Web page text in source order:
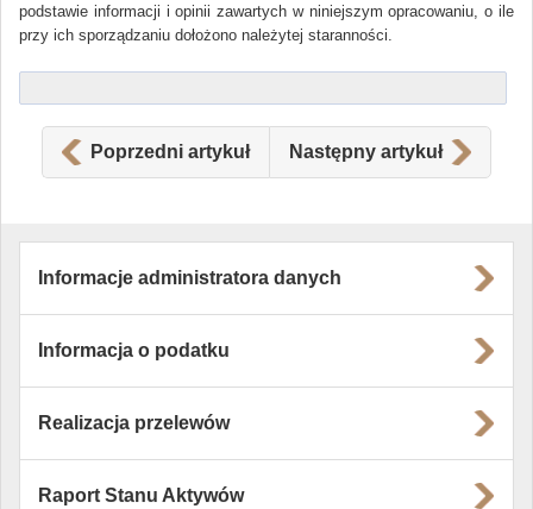
podstawie informacji i opinii zawartych w niniejszym opracowaniu, o ile
przy ich sporządzaniu dołożono należytej staranności.
Poprzedni artykuł Następny artykuł
Informacje administratora danych
Informacja o podatku
Realizacja przelewów
Raport Stanu Aktywów